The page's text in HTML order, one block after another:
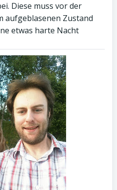
Diese muss vor der
aufgeblasenen Zustand
etwas harte Nacht